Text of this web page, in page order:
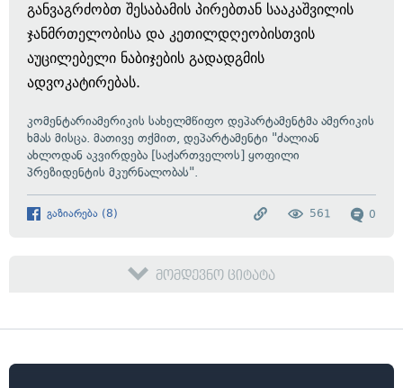
განვაგრძობთ შესაბამის პირებთან სააკაშვილის
ჯანმრთელობისა და კეთილდღეობისთვის
აუცილებელი ნაბიჯების გადადგმის
ადვოკატირებას.
კომენტარიამერიკის სახელმწიფო დეპარტამენტმა ამერიკის
ხმას მისცა. მათივე თქმით, დეპარტამენტი "ძალიან
ახლოდან აკვირდება [საქართველოს] ყოფილი
პრეზიდენტის მკურნალობას".
გაზიარება (8) 0
561
მომდევნო ციტატა